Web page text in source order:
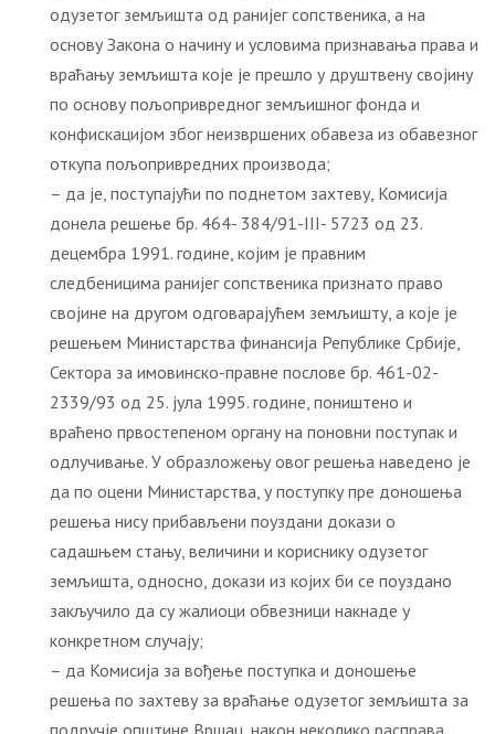
одузетог земљишта од ранијег сопственика, а на
основу Закона о начину и условима признавања права и
враћању земљишта које је прешло у друштвену својину
по основу пољопривредног земљишног фонда и
конфискацијом због неизвршених обавеза из обавезног
откупа пољопривредних производа;
– да је, поступајући по поднетом захтеву, Комисија
донела решење бр. 464- 384/91-III- 5723 од 23.
децембра 1991. године, којим је правним
следбеницима ранијег сопственика признато право
својине на другом одговарајућем земљишту, а које је
решењем Министарства финансија Републике Србије,
Сектора за имовинско-правне послове бр. 461-02-
2339/93 од 25. јула 1995. године, поништено и
враћено првостепеном органу на поновни поступак и
одлучивање. У образложењу овог решења наведено је
да по оцени Министарства, у поступку пре доношења
решења нису прибављени поуздани докази о
садашњем стању, величини и кориснику одузетог
земљишта, односно, докази из којих би се поуздано
закључило да су жалиоци обвезници накнаде у
конкретном случају;
– да Комисија за вођење поступка и доношење
решења по захтеву за враћање одузетог земљишта за
подручје општине Вршац, након неколико расправа